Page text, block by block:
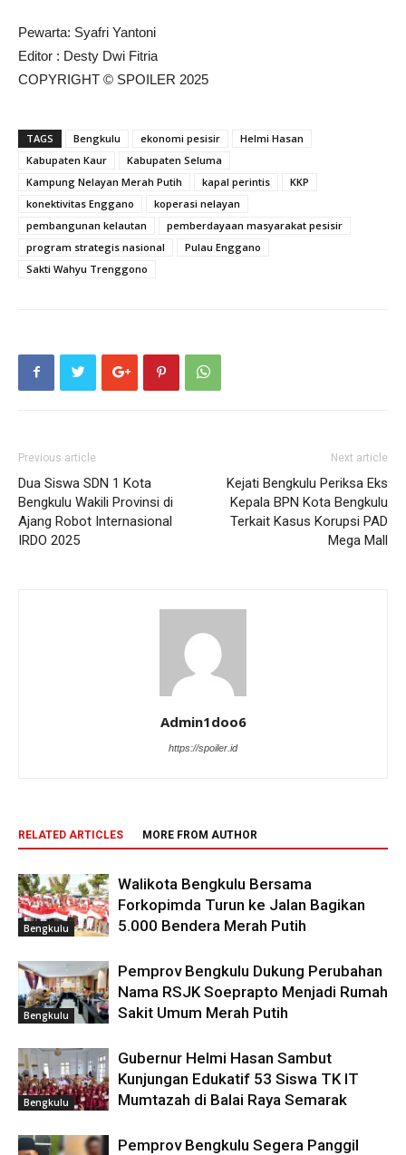
Pewarta: Syafri Yantoni
Editor : Desty Dwi Fitria
COPYRIGHT © SPOILER 2025
TAGS Bengkulu ekonomi pesisir
Helmi Hasan
Kabupaten Kaur
Kabupaten Seluma
Kampung Nelayan Merah Putih
kapal perintis
KKP
konektivitas Enggano
koperasi nelayan
pembangunan kelautan
pemberdayaan masyarakat pesisir
program strategis nasional
Pulau Enggano
Sakti Wahyu Trenggono
Previous article
Dua Siswa SDN 1 Kota
Bengkulu Wakili Provinsi di
Ajang Robot Internasional
IRDO 2025
Next article
Kejati Bengkulu Periksa Eks
Kepala BPN Kota Bengkulu
Terkait Kasus Korupsi PAD
Mega Mall
Admin1doo6
https://spoiler.id
RELATED ARTICLES MORE FROM AUTHOR
Bengkulu
Walikota Bengkulu Bersama
Forkopimda Turun ke Jalan Bagikan
5.000 Bendera Merah Putih
Bengkulu
Pemprov Bengkulu Dukung Perubahan
Nama RSJK Soeprapto Menjadi Rumah
Sakit Umum Merah Putih
Bengkulu
Gubernur Helmi Hasan Sambut
Kunjungan Edukatif 53 Siswa TK IT
Mumtazah di Balai Raya Semarak
Pemprov Bengkulu Segera Panggil